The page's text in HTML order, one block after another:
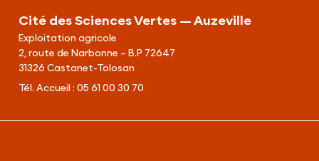
Cité des Sciences Vertes — Auzeville
Exploitation agricole
2, route de Narbonne – B.P 72647
31326 Castanet-Tolosan
Tél. Accueil : 05 61 00 30 70